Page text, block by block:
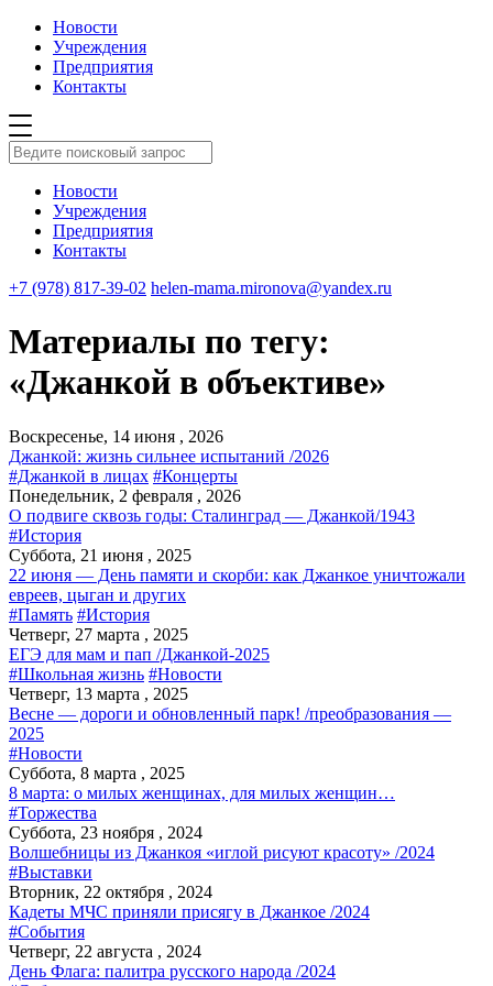
Новости
Учреждения
Предприятия
Контакты
Новости
Учреждения
Предприятия
Контакты
+7 (978) 817-39-02 helen-mama.mironova@yandex.ru
Материалы по тегу:
«Джанкой в объективе»
Воскресенье, 14 июня , 2026
Джанкой: жизнь сильнее испытаний /2026
#Джанкой в лицах #Концерты
Понедельник, 2 февраля , 2026
О подвиге сквозь годы: Сталинград — Джанкой/1943
#История
Суббота, 21 июня , 2025
22 июня — День памяти и скорби: как Джанкое уничтожали
евреев, цыган и других
#Память #История
Четверг, 27 марта , 2025
ЕГЭ для мам и пап /Джанкой-2025
#Школьная жизнь #Новости
Четверг, 13 марта , 2025
Весне — дороги и обновленный парк! /преобразования —
2025
#Новости
Суббота, 8 марта , 2025
8 марта: о милых женщинах, для милых женщин…
#Торжества
Суббота, 23 ноября , 2024
Волшебницы из Джанкоя «иглой рисуют красоту» /2024
#Выставки
Вторник, 22 октября , 2024
Кадеты МЧС приняли присягу в Джанкое /2024
#События
Четверг, 22 августа , 2024
День Флага: палитра русского народа /2024